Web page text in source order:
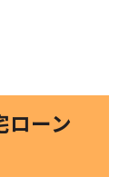
ローン